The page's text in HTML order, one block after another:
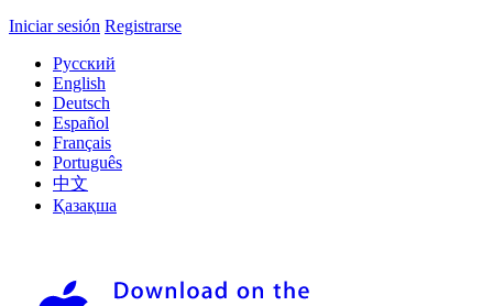
Iniciar sesión Registrarse
Русский
English
Deutsch
Español
Français
Português
中文
Қазақша